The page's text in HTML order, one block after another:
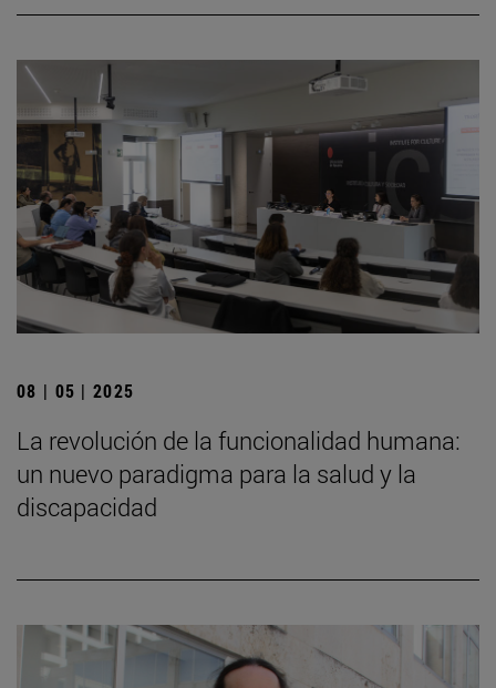
08 | 05 | 2025
La revolución de la funcionalidad humana:
un nuevo paradigma para la salud y la
discapacidad